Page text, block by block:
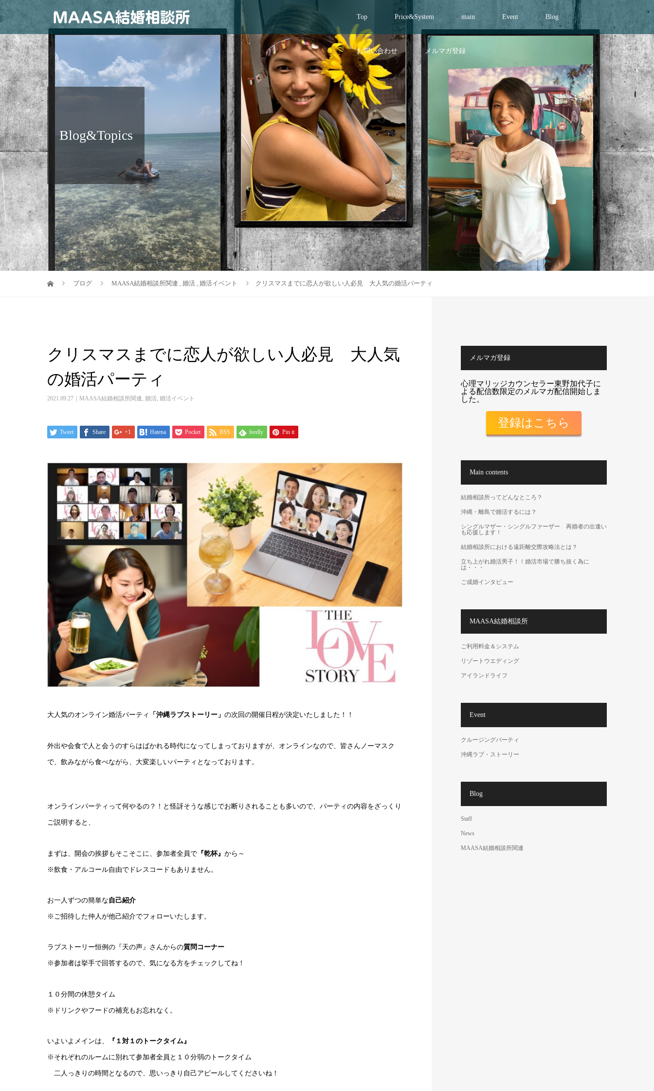
Top Price&System main Event Blog
お問い合わせ メルマガ登録
Blog&Topics
ブログ MAASA結婚相談所関連 , 婚活 , 婚活イベント クリスマスまでに恋人が欲しい人必見 大人気の婚活パーティ
クリスマスまでに恋人が欲しい人必見 大人気
の婚活パーティ
2021.09.27 MAASA結婚相談所関連, 婚活, 婚活イベント
Tweet Share +1 Hatena Pocket RSS feedly Pin it
大人気のオンライン婚活パーティ 「沖縄ラブストーリー」 の次回の開催日程が決定いたしました！！
外出や会食で人と会うのすらはばかれる時代になってしまっておりますが、オンラインなので、皆さんノーマスク
で、飲みながら食べながら、大変楽しいパーティとなっております。
オンラインパーティって何やるの？！と怪訝そうな感じでお断りされることも多いので、パーティの内容をざっくり
ご説明すると、
まずは、開会の挨拶もそこそこに、参加者全員で 『乾杯』 から～
※飲食・アルコール自由でドレスコードもありません。
お一人ずつの簡単な 自己紹介
※ご招待した仲人が他己紹介でフォローいたします。
ラブストーリー恒例の『天の声』さんからの質問コーナー
※参加者は挙手で回答するので、気になる方をチェックしてね！
１０分間の休憩タイム
※ドリンクやフードの補充もお忘れなく。
いよいよメインは、 『１対１のトークタイム』
※それぞれのルームに別れて参加者全員と１０分弱のトークタイム
二人っきりの時間となるので、思いっきり自己アピールしてくださいね！
メルマガ登録
心理マリッジカウンセラー東野加代子に
よる配信数限定のメルマガ配信開始しま
した。
登録はこちら
Main contents
結婚相談所ってどんなところ？
沖縄・離島で婚活するには？
シングルマザー・シングルファーザー 再婚者の出逢い
も応援します！
結婚相談所における遠距離交際攻略法とは？
立ち上がれ婚活男子！！婚活市場で勝ち抜く為に
は・・・
ご成婚インタビュー
MAASA結婚相談所
ご利用料金＆システム
リゾートウエディング
アイランドライフ
Event
クルージングパーティ
沖縄ラブ・ストーリー
Blog
Staff
News
MAASA結婚相談所関連